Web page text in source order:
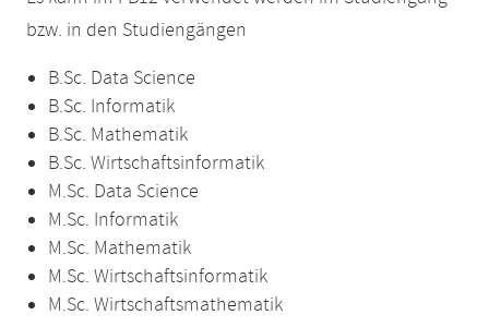
bzw. in den Studiengängen
B.Sc. Data Science
B.Sc. Informatik
B.Sc. Mathematik
B.Sc. Wirtschaftsinformatik
M.Sc. Data Science
M.Sc. Informatik
M.Sc. Mathematik
M.Sc. Wirtschaftsinformatik
M.Sc. Wirtschaftsmathematik